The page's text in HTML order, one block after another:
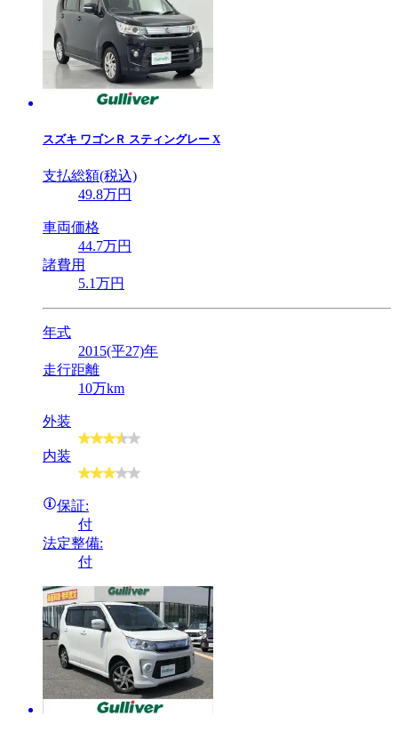
スズキ ワゴンＲ スティングレー X
支払総額(税込)
49.8万円
車両価格
44.7万円
諸費用
5.1万円
年式
2015(平27)年
走行距離
10万km
外装
内装
保証:
付
法定整備:
付